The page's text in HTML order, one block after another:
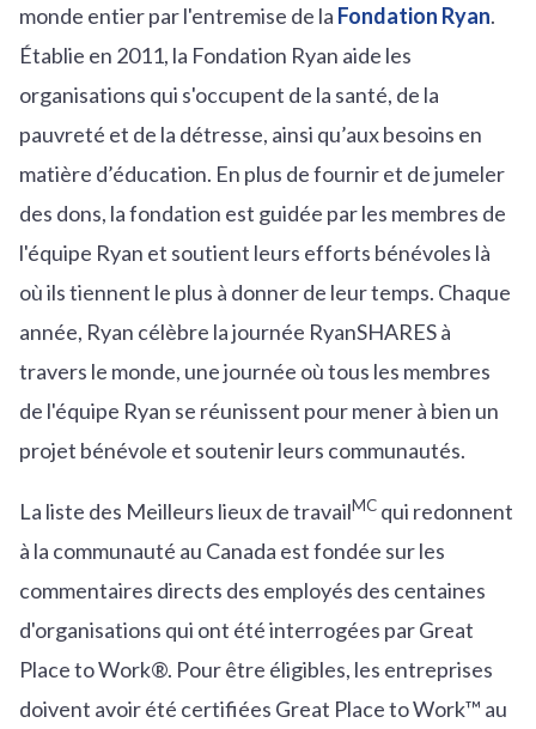
monde entier par l'entremise de la Fondation Ryan.
Établie en 2011, la Fondation Ryan aide les
organisations qui s'occupent de la santé, de la
pauvreté et de la détresse, ainsi qu’aux besoins en
matière d’éducation. En plus de fournir et de jumeler
des dons, la fondation est guidée par les membres de
l'équipe Ryan et soutient leurs efforts bénévoles là
où ils tiennent le plus à donner de leur temps. Chaque
année, Ryan célèbre la journée RyanSHARES à
travers le monde, une journée où tous les membres
de l'équipe Ryan se réunissent pour mener à bien un
projet bénévole et soutenir leurs communautés.
La liste des Meilleurs lieux de travailMC qui redonnent
à la communauté au Canada est fondée sur les
commentaires directs des employés des centaines
d'organisations qui ont été interrogées par Great
Place to Work®. Pour être éligibles, les entreprises
doivent avoir été certifiées Great Place to Work™ au